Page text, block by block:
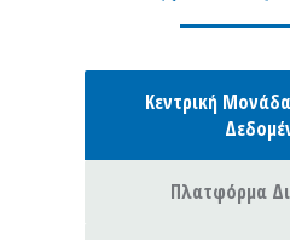
Κεντρική
Πλατφόρμα